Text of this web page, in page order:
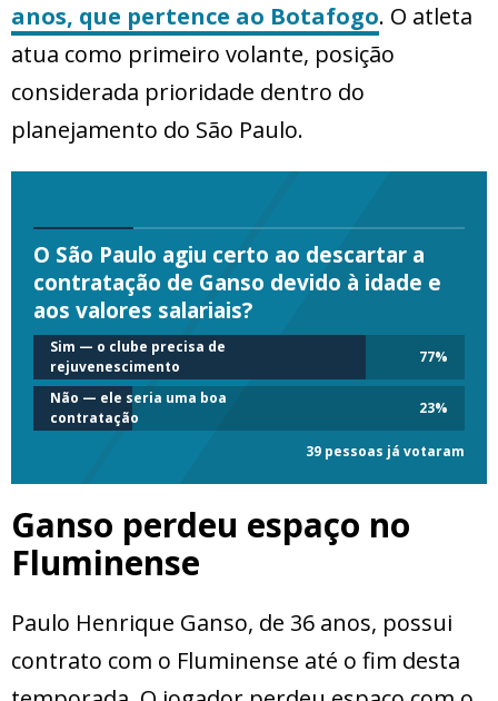
anos, que pertence ao Botafogo. O atleta
atua como primeiro volante, posição
considerada prioridade dentro do
planejamento do São Paulo.
O São Paulo agiu certo ao descartar a
contratação de Ganso devido à idade e
aos valores salariais?
Sim — o clube precisa de
rejuvenescimento
77%
Não — ele seria uma boa
contratação
23%
39 pessoas já votaram
Ganso perdeu espaço no
Fluminense
Paulo Henrique Ganso, de 36 anos, possui
contrato com o Fluminense até o fim desta